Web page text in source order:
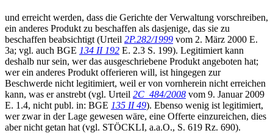
und erreicht werden, dass die Gerichte der Verwaltung vorschreiben,
ein anderes Produkt zu beschaffen als dasjenige, das sie zu
beschaffen beabsichtigt (Urteil 2P.282/1999 vom 2. März 2000 E.
3a; vgl. auch BGE 134 II 192 E. 2.3 S. 199). Legitimiert kann
deshalb nur sein, wer das ausgeschriebene Produkt angeboten hat;
wer ein anderes Produkt offerieren will, ist hingegen zur
Beschwerde nicht legitimiert, weil er von vornherein nicht erreichen
kann, was er anstrebt (vgl. Urteil 2C_484/2008 vom 9. Januar 2009
E. 1.4, nicht publ. in: BGE 135 II 49). Ebenso wenig ist legitimiert,
wer zwar in der Lage gewesen wäre, eine Offerte einzureichen, dies
aber nicht getan hat (vgl. STÖCKLI, a.a.O., S. 619 Rz. 690).